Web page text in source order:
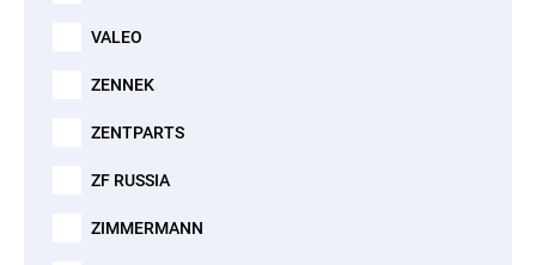
VALEO
ZENNEK
ZENTPARTS
ZF RUSSIA
ZIMMERMANN